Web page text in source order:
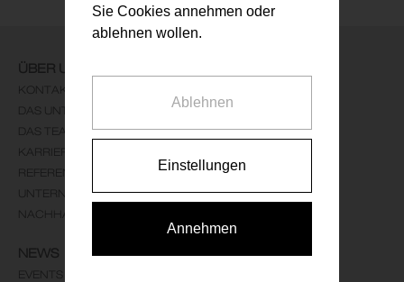
ÜBER UNS
KONTAKT
DAS UNTERNEHMEN
DAS TEAM
KARRIERE
REFERENZEN
UNTERNEHMENSLEITBILD
NACHHALTIGKEIT
NEWS
EVENTS
Sie Cookies annehmen oder
ablehnen wollen.
Ablehnen
Einstellungen
Annehmen